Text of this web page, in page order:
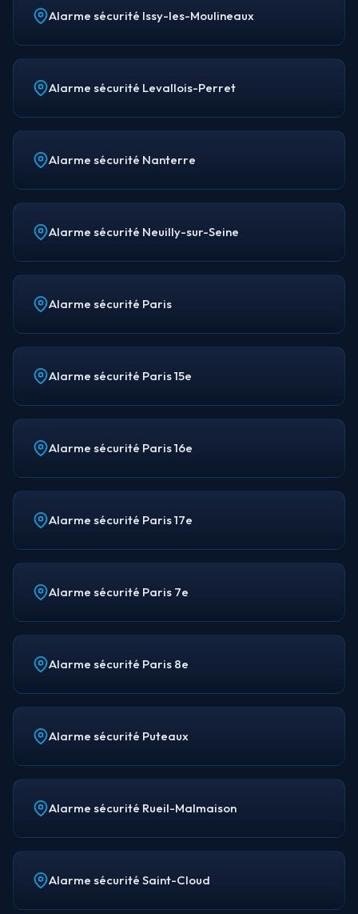
Alarme sécurité Issy-les-Moulineaux
Alarme sécurité Levallois-Perret
Alarme sécurité Nanterre
Alarme sécurité Neuilly-sur-Seine
Alarme sécurité Paris
Alarme sécurité Paris 15e
Alarme sécurité Paris 16e
Alarme sécurité Paris 17e
Alarme sécurité Paris 7e
Alarme sécurité Paris 8e
Alarme sécurité Puteaux
Alarme sécurité Rueil-Malmaison
Alarme sécurité Saint-Cloud